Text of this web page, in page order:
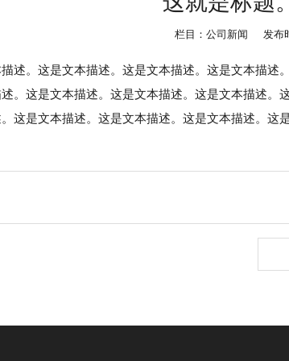
栏目：公司新闻 发布
述。这是文本描述。这是文本描述。这是文本描
。这是文本描述。这是文本描述。这是文本描述
这是文本描述。这是文本描述。这是文本描述。这